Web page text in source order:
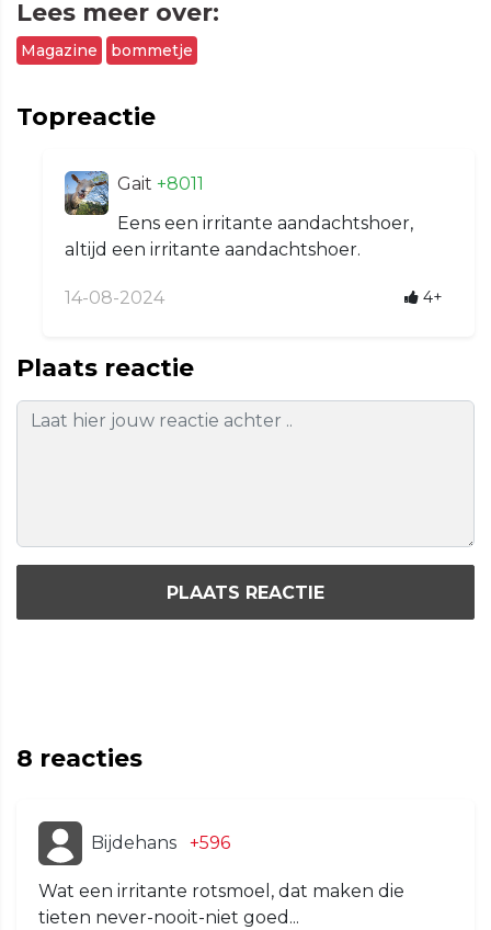
Lees meer over:
Magazine bommetje
Topreactie
Gait +8011
Eens een irritante aandachtshoer,
altijd een irritante aandachtshoer.
14-08-2024 4+
Plaats reactie
PLAATS REACTIE
8 reacties
Bijdehans +596
Wat een irritante rotsmoel, dat maken die
tieten never-nooit-niet goed...